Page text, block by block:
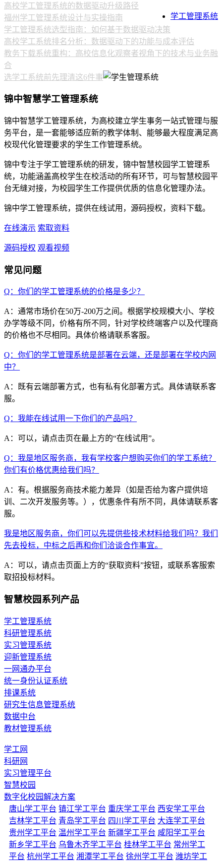
高校学工管理系统的数据驱动升级路径
福州学工管理系统设计与实操指南
学工管理系统选型指南：如何基于数据驱动决策
高校学工系统排名分析：数据驱动下的功能与成本评估
教务下载系统重构：高校信息化观察者视角下的技术与业务融
合
选学工系统前先理清这6件事
学工管理系统
锦中智慧学工管理系统
锦中智慧学工管理系统，为高校建立学生事务一站式管理与服
务平台，是一套能够适应新的教学体制、能够最大程度满足高
校现代化管理要求的学生工作管理系统。
锦中专注于学工管理系统的研发，锦中智慧校园学工管理系
统，功能涵盖高校学生在校活动的所有环节，可与智慧校园平
台无缝对接，为校园学生工作提供优质的信息化管理办法。
锦中学工管理系统，提供在线试用，源码授权，资料下载。
在线演示 索取资料
源码授权 观看视频
常见问题
Q：你们的学工管理系统的价格是多少？
A：通常市场价在50万-200万之间。根据学校规模大小、学校
办学等级不同，价格有所不同，针对学校终端客户以及代理商
的价格也不尽相同。具体价格请联系客服。
Q：你们的学工管理系统是部署在云端，还是部署在学校内网
中？
A：既有云端部署方式，也有私有化部署方式。具体请联系客
服。
Q：我能在线试用一下你们的产品吗？
A：可以，请点击页在最上方的“在线试用”。
Q：我是地区服务商，我有学校客户想购买你们的学工系统？
你们有价格优惠给我们吗？
A：有。根据服务商技术能力差异（如是否给为客户提供培
训、二次开发服务等。），优惠条件有所不同，具体请联系客
服。
我是地区服务商，你们可以先提供些技术材料给我们吗？我们
先去投标，中标之后再和你们洽谈合作事宜。
A：可以，请点击页面上方的“获取资料”按钮，或联系客服索
取招投标材料。
智慧校园系列产品
学工管理系统
科研管理系统
实习管理系统
迎新管理系统
一网通办平台
统一身份认证系统
排课系统
研究生信息管理系统
数据中台
教材管理系统
学工网
科研网
实习管理平台
智慧校园
数字化校园解决方案
唐山学工平台 镇江学工平台 重庆学工平台 西安学工平台
吉林学工平台 青岛学工平台 四川学工平台 大连学工平台
贵州学工平台 温州学工平台 新疆学工平台 咸阳学工平台
新乡学工平台 乌鲁木齐学工平台 桂林学工平台 常州学工
平台 杭州学工平台 湘潭学工平台 徐州学工平台 潍坊学工